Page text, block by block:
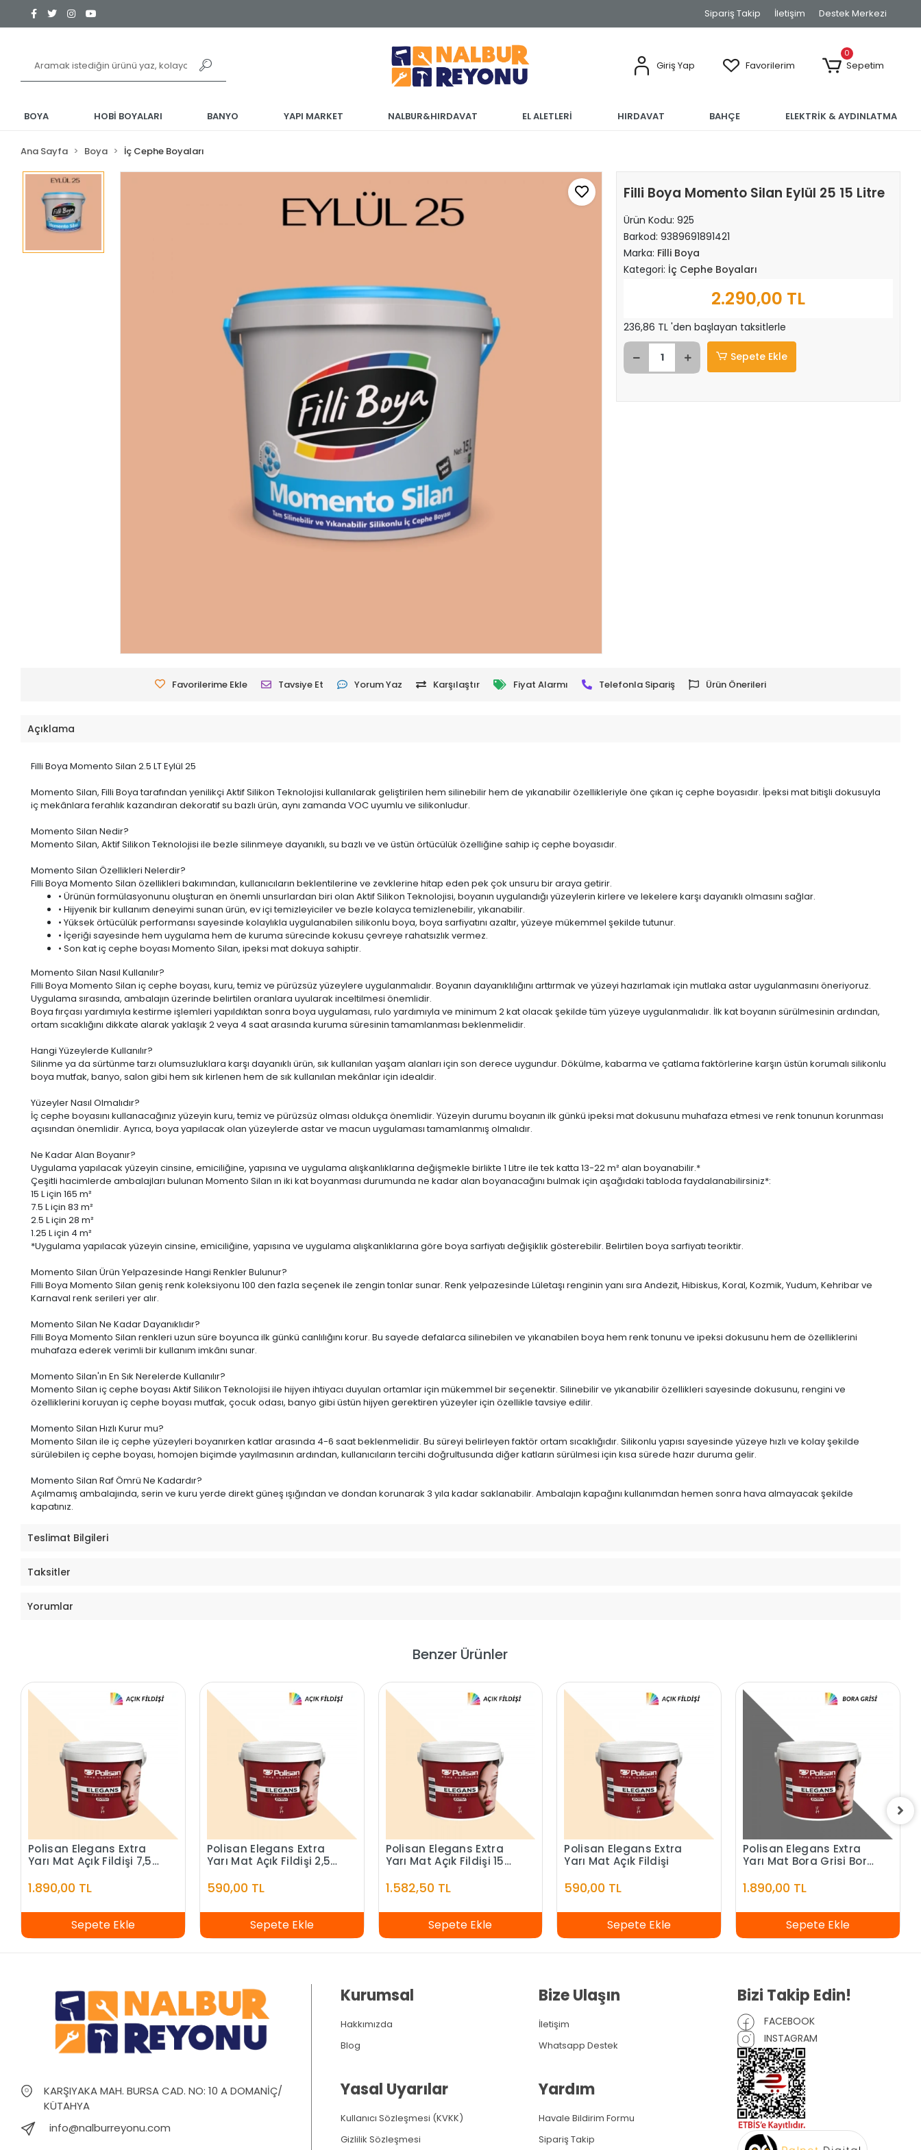
Sipariş Takip İletişim Destek Merkezi
Giriş Yap Favorilerim
0
Sepetim
BOYA HOBİ BOYALARI BANYO YAPI MARKET NALBUR&HIRDAVAT EL ALETLERİ HIRDAVAT BAHÇE ELEKTRİK & AYDINLATMA
Ana Sayfa Boya İç Cephe Boyaları
Filli Boya Momento Silan Eylül 25 15 Litre
Ürün Kodu:925
Barkod:9389691891421
Marka: Filli Boya
Kategori: İç Cephe Boyaları
2.290,00 TL
236,86 TL 'den başlayan taksitlerle
Sepete Ekle
Favorilerime Ekle Tavsiye Et Yorum Yaz Karşılaştır Fiyat Alarmı Telefonla Sipariş Ürün Önerileri
Açıklama
Filli Boya Momento Silan 2.5 LT Eylül 25
Momento Silan, Filli Boya tarafından yenilikçi Aktif Silikon Teknolojisi kullanılarak geliştirilen hem silinebilir hem de yıkanabilir özellikleriyle öne çıkan iç cephe boyasıdır. İpeksi mat bitişli dokusuyla
iç mekânlara ferahlık kazandıran dekoratif su bazlı ürün, aynı zamanda VOC uyumlu ve silikonludur.
Momento Silan Nedir?
Momento Silan, Aktif Silikon Teknolojisi ile bezle silinmeye dayanıklı, su bazlı ve ve üstün örtücülük özelliğine sahip iç cephe boyasıdır.
Momento Silan Özellikleri Nelerdir?
Filli Boya Momento Silan özellikleri bakımından, kullanıcıların beklentilerine ve zevklerine hitap eden pek çok unsuru bir araya getirir.
• Ürünün formülasyonunu oluşturan en önemli unsurlardan biri olan Aktif Silikon Teknolojisi, boyanın uygulandığı yüzeylerin kirlere ve lekelere karşı dayanıklı olmasını sağlar.
• Hijyenik bir kullanım deneyimi sunan ürün, ev içi temizleyiciler ve bezle kolayca temizlenebilir, yıkanabilir.
• Yüksek örtücülük performansı sayesinde kolaylıkla uygulanabilen silikonlu boya, boya sarfiyatını azaltır, yüzeye mükemmel şekilde tutunur.
• İçeriği sayesinde hem uygulama hem de kuruma sürecinde kokusu çevreye rahatsızlık vermez.
• Son kat iç cephe boyası Momento Silan, ipeksi mat dokuya sahiptir.
Momento Silan Nasıl Kullanılır?
Filli Boya Momento Silan iç cephe boyası, kuru, temiz ve pürüzsüz yüzeylere uygulanmalıdır. Boyanın dayanıklılığını arttırmak ve yüzeyi hazırlamak için mutlaka astar uygulanmasını öneriyoruz.
Uygulama sırasında, ambalajın üzerinde belirtilen oranlara uyularak inceltilmesi önemlidir.
Boya fırçası yardımıyla kestirme işlemleri yapıldıktan sonra boya uygulaması, rulo yardımıyla ve minimum 2 kat olacak şekilde tüm yüzeye uygulanmalıdır. İlk kat boyanın sürülmesinin ardından,
ortam sıcaklığını dikkate alarak yaklaşık 2 veya 4 saat arasında kuruma süresinin tamamlanması beklenmelidir.
Hangi Yüzeylerde Kullanılır?
Silinme ya da sürtünme tarzı olumsuzluklara karşı dayanıklı ürün, sık kullanılan yaşam alanları için son derece uygundur. Dökülme, kabarma ve çatlama faktörlerine karşın üstün korumalı silikonlu
boya mutfak, banyo, salon gibi hem sık kirlenen hem de sık kullanılan mekânlar için idealdir.
Yüzeyler Nasıl Olmalıdır?
İç cephe boyasını kullanacağınız yüzeyin kuru, temiz ve pürüzsüz olması oldukça önemlidir. Yüzeyin durumu boyanın ilk günkü ipeksi mat dokusunu muhafaza etmesi ve renk tonunun korunması
açısından önemlidir. Ayrıca, boya yapılacak olan yüzeylerde astar ve macun uygulaması tamamlanmış olmalıdır.
Ne Kadar Alan Boyanır?
Uygulama yapılacak yüzeyin cinsine, emiciliğine, yapısına ve uygulama alışkanlıklarına değişmekle birlikte 1 Litre ile tek katta 13-22 m² alan boyanabilir.*
Çeşitli hacimlerde ambalajları bulunan Momento Silan ın iki kat boyanması durumunda ne kadar alan boyanacağını bulmak için aşağıdaki tabloda faydalanabilirsiniz*:
15 Liçin 165 m²
7.5 Liçin 83 m²
2.5 Liçin 28 m²
1.25 Liçin 4 m²
*Uygulama yapılacak yüzeyin cinsine, emiciliğine, yapısına ve uygulama alışkanlıklarına göre boya sarfiyatı değişiklik gösterebilir. Belirtilen boya sarfiyatı teoriktir.
Momento Silan Ürün Yelpazesinde Hangi Renkler Bulunur?
Filli Boya Momento Silan geniş renk koleksiyonu 100 den fazla seçenek ile zengin tonlar sunar. Renk yelpazesinde Lületaşı renginin yanı sıra Andezit, Hibiskus, Koral, Kozmik, Yudum, Kehribar ve
Karnaval renk serileri yer alır.
Momento Silan Ne Kadar Dayanıklıdır?
Filli Boya Momento Silan renkleri uzun süre boyunca ilk günkü canlılığını korur. Bu sayede defalarca silinebilen ve yıkanabilen boya hem renk tonunu ve ipeksi dokusunu hem de özelliklerini
muhafaza ederek verimli bir kullanım imkânı sunar.
Momento Silan'ın En Sık Nerelerde Kullanılır?
Momento Silan iç cephe boyası Aktif Silikon Teknolojisi ile hijyen ihtiyacı duyulan ortamlar için mükemmel bir seçenektir. Silinebilir ve yıkanabilir özellikleri sayesinde dokusunu, rengini ve
özelliklerini koruyan iç cephe boyası mutfak, çocuk odası, banyo gibi üstün hijyen gerektiren yüzeyler için özellikle tavsiye edilir.
Momento Silan Hızlı Kurur mu?
Momento Silan ile iç cephe yüzeyleri boyanırken katlar arasında 4-6 saat beklenmelidir. Bu süreyi belirleyen faktör ortam sıcaklığıdır. Silikonlu yapısı sayesinde yüzeye hızlı ve kolay şekilde
sürülebilen iç cephe boyası, homojen biçimde yayılmasının ardından, kullanıcıların tercihi doğrultusunda diğer katların sürülmesi için kısa sürede hazır duruma gelir.
Momento Silan Raf Ömrü Ne Kadardır?
Açılmamış ambalajında, serin ve kuru yerde direkt güneş ışığından ve dondan korunarak 3 yıla kadar saklanabilir. Ambalajın kapağını kullanımdan hemen sonra hava almayacak şekilde
kapatınız.
Teslimat Bilgileri
Taksitler
Yorumlar
Benzer Ürünler
Polisan Elegans Extra
Yarı Mat Açık Fildişi 7,5
1.890,00 TL
Sepete Ekle
Polisan Elegans Extra
Yarı Mat Açık Fildişi 2,5
590,00 TL
Sepete Ekle
Polisan Elegans Extra
Yarı Mat Açık Fildişi 15
1.582,50 TL
Sepete Ekle
Polisan Elegans Extra
Yarı Mat Açık Fildişi
590,00 TL
Sepete Ekle
Polisan Elegans Extra
Yarı Mat Bora Grisi Bora
1.890,00 TL
Sepete Ekle
KARŞIYAKA MAH. BURSA CAD. NO: 10 A DOMANİÇ/
KÜTAHYA
info@nalburreyonu.com
Kurumsal
Hakkımızda
Blog
Yasal Uyarılar
Kullanıcı Sözleşmesi (KVKK)
Gizlilik Sözleşmesi
Bize Ulaşın
İletişim
Whatsapp Destek
Yardım
Havale Bildirim Formu
Sipariş Takip
Bizi Takip Edin!
FACEBOOK
INSTAGRAM